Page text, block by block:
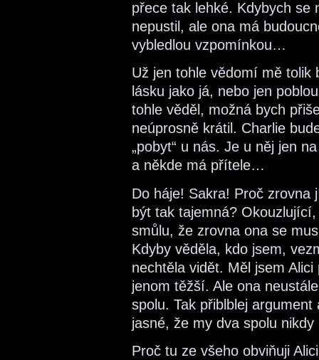
přece tak lehké. Kdybych se
nepustil, ale ona má
vybledlou vzpomínkou…
Už jen tohle vědomí mě tolik
lásku jako já, nebo jen
tohle věděl, možná bych
neúprosně krátil. Charlie
„pobyt“ u nás. Je u něj jen
a někde má přítele…
Do háje! Sakra! Proč
být tak tajemná?
smůlu, že zrovna ona se
Kdyby věděla, kdo jsem,
nechtěla vidět. Měl jsem
jenom těžší. Ale ona
spolu. Tak přiblblej
jasné, že my dva spolu
Proč tu ze všeho obviňuji